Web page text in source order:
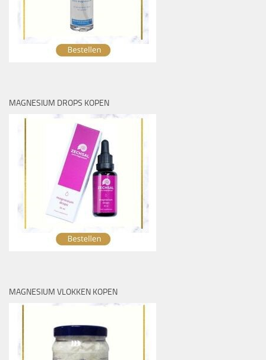
MAGNESIUM DROPS KOPEN
MAGNESIUM VLOKKEN KOPEN